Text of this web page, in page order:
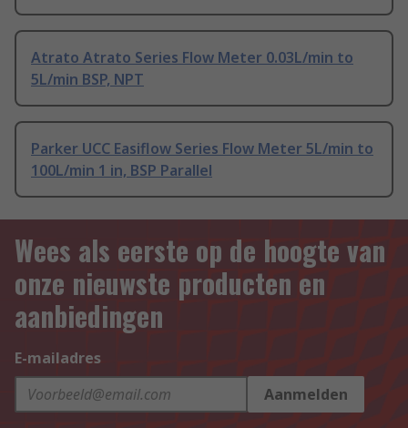
Atrato Atrato Series Flow Meter 0.03L/min to
5L/min BSP, NPT
Parker UCC Easiflow Series Flow Meter 5L/min to
100L/min 1 in, BSP Parallel
Wees als eerste op de hoogte van
onze nieuwste producten en
aanbiedingen
E-mailadres
Aanmelden